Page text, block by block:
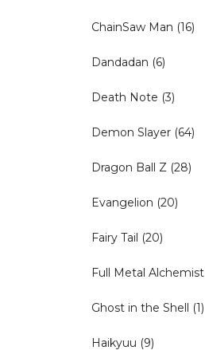
ChainSaw Man (16)
Dandadan (6)
Death Note (3)
Demon Slayer (64)
Dragon Ball Z (28)
Evangelion (20)
Fairy Tail (20)
Full Metal Alchemist
Ghost in the Shell (1)
Haikyuu (9)